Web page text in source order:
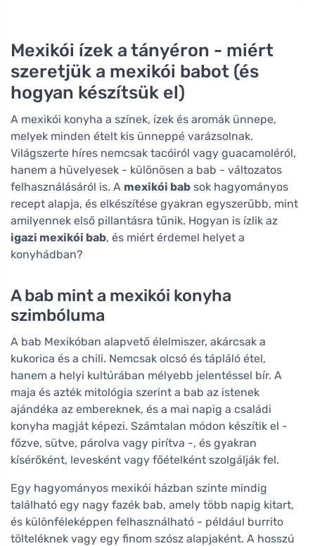
Mexikói ízek a tányéron - miért
szeretjük a mexikói babot (és
hogyan készítsük el)
A mexikói konyha a színek, ízek és aromák ünnepe,
melyek minden ételt kis ünneppé varázsolnak.
Világszerte híres nemcsak tacóiról vagy guacamoléról,
hanem a hüvelyesek - különösen a bab - változatos
felhasználásáról is. A mexikói bab sok hagyományos
recept alapja, és elkészítése gyakran egyszerűbb, mint
amilyennek első pillantásra tűnik. Hogyan is ízlik az
igazi mexikói bab, és miért érdemel helyet a
konyhádban?
A bab mint a mexikói konyha
szimbóluma
A bab Mexikóban alapvető élelmiszer, akárcsak a
kukorica és a chili. Nemcsak olcsó és tápláló étel,
hanem a helyi kultúrában mélyebb jelentéssel bír. A
maja és azték mitológia szerint a bab az istenek
ajándéka az embereknek, és a mai napig a családi
konyha magját képezi. Számtalan módon készítik el -
főzve, sütve, párolva vagy pirítva -, és gyakran
kísérőként, levesként vagy főételként szolgálják fel.
Egy hagyományos mexikói házban szinte mindig
található egy nagy fazék bab, amely több napig kitart,
és különféleképpen felhasználható - például burrito
tölteléknek vagy egy finom szósz alapjaként. A hosszú